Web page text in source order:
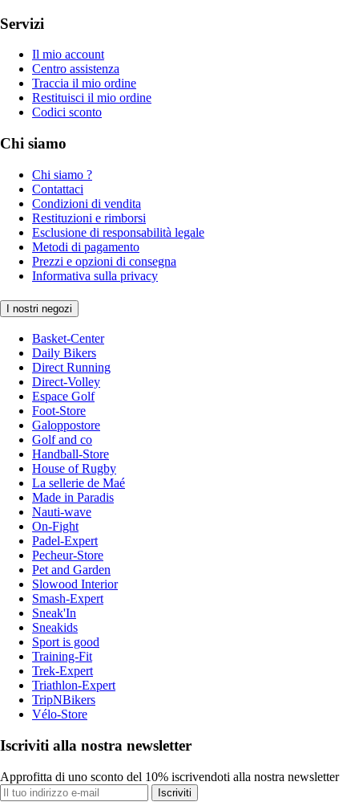
Servizi
Il mio account
Centro assistenza
Traccia il mio ordine
Restituisci il mio ordine
Codici sconto
Chi siamo
Chi siamo ?
Contattaci
Condizioni di vendita
Restituzioni e rimborsi
Esclusione di responsabilità legale
Metodi di pagamento
Prezzi e opzioni di consegna
Informativa sulla privacy
I nostri negozi
Basket-Center
Daily Bikers
Direct Running
Direct-Volley
Espace Golf
Foot-Store
Galoppostore
Golf and co
Handball-Store
House of Rugby
La sellerie de Maé
Made in Paradis
Nauti-wave
On-Fight
Padel-Expert
Pecheur-Store
Pet and Garden
Slowood Interior
Smash-Expert
Sneak'In
Sneakids
Sport is good
Training-Fit
Trek-Expert
Triathlon-Expert
TripNBikers
Vélo-Store
Iscriviti alla nostra newsletter
Approfitta di uno sconto del 10% iscrivendoti alla nostra newsletter
Iscriviti